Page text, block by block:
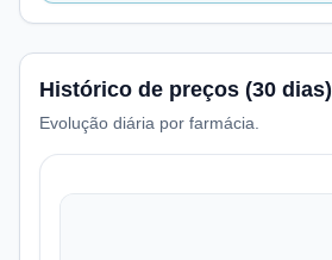
Histórico de preços (30 dias)
Evolução diária por farmácia.